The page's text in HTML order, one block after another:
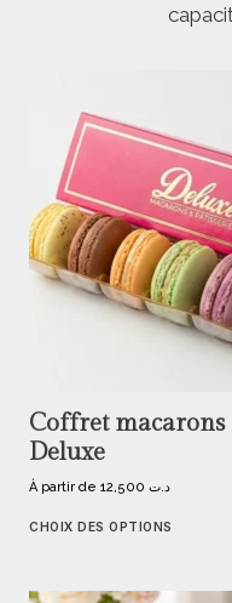
Coffret macarons
Deluxe
À partir de د.ت
CHOIX DES OPTIONS